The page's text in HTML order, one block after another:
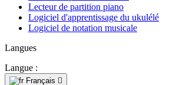
Lecteur de partition piano
Logiciel d'apprentissage du ukulélé
Logiciel de notation musicale
Langues
Langue :
Français 